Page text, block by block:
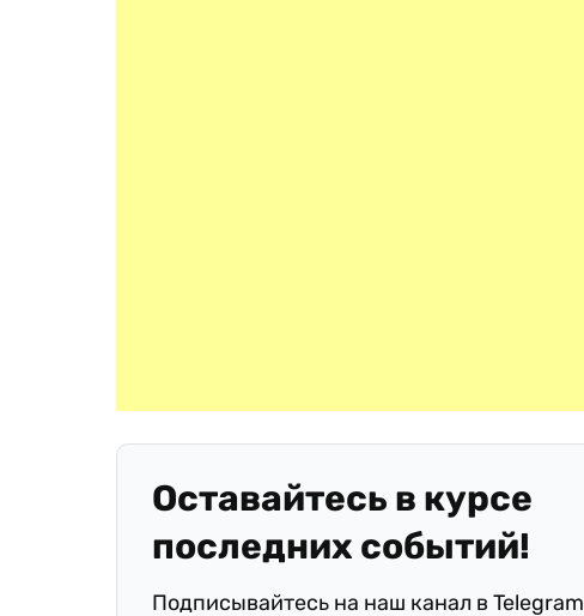
Оставайтесь в курсе
последних событий!
Подписывайтесь на наш канал в Telegram